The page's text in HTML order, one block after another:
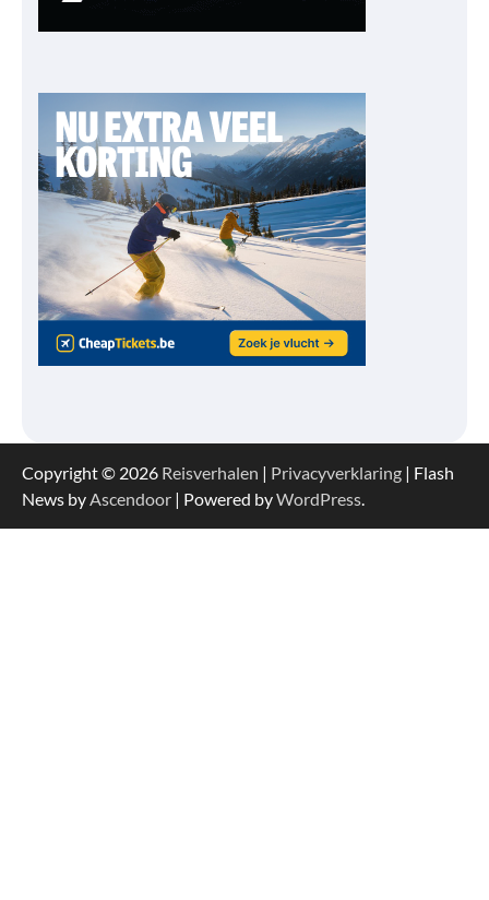
Copyright © 2026 Reisverhalen | Privacyverklaring | Flash
News byAscendoor | Powered byWordPress.